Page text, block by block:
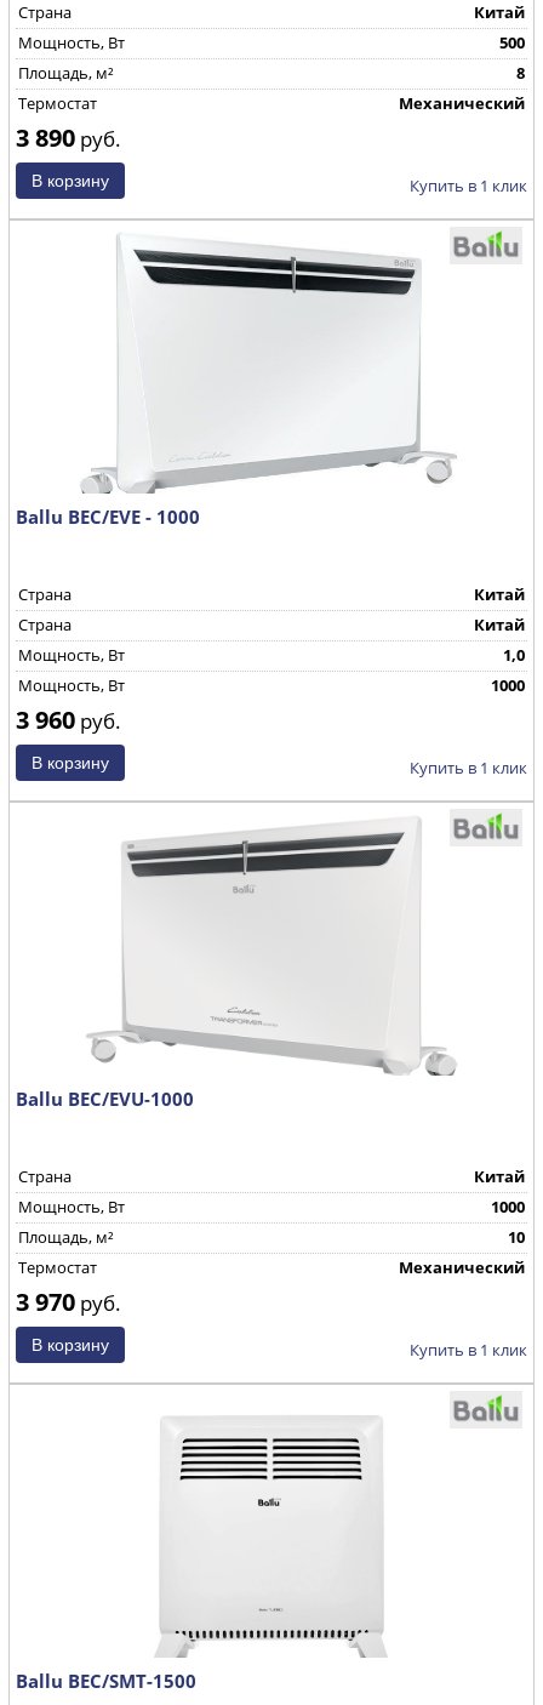
Страна
Китай
Mощность, Вт
500
Площадь, м²
8
Термостат
Механический
3 890 руб.
Купить в 1 клик
Ballu BEC/EVE - 1000
Страна
Китай
Страна
Китай
Mощность, Вт
1,0
Mощность, Вт
1000
3 960 руб.
Купить в 1 клик
Ballu BEC/EVU-1000
Страна
Китай
Mощность, Вт
1000
Площадь, м²
10
Термостат
Механический
3 970 руб.
Купить в 1 клик
Ballu BEC/SMT-1500